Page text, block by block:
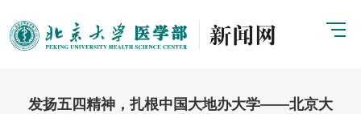
发扬五四精神，扎根中国大地办大学——北京大